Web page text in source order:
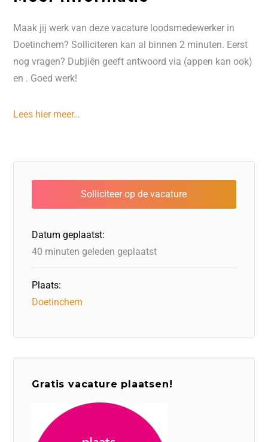
Maak jij werk van deze vacature loodsmedewerker in
Doetinchem? Solliciteren kan al binnen 2 minuten. Eerst
nog vragen? Dubjiên geeft antwoord via (appen kan ook)
en . Goed werk!
Lees hier meer…
Datum geplaatst:
40 minuten geleden geplaatst
Plaats:
Doetinchem
Gratis vacature plaatsen!